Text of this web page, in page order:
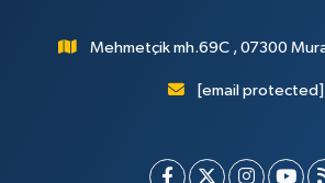
Mehmetçik mh.69C , 07300
[email protected]